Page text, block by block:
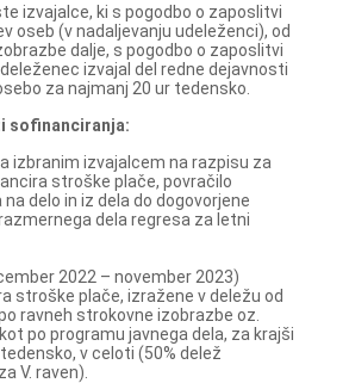
izvajalce, ki s pogodbo o zaposlitvi
oseb (v nadaljevanju udeleženci), od
dalje, s pogodbo o zaposlitvi
izvajal del redne dejavnosti
za najmanj 20 ur tedensko.
sofinanciranja:
izbranim izvajalcem na razpisu za
stroške plače, povračilo
delo in iz dela do dogovorjene
dela regresa za letni
2022 – november 2023)
stroške plače, izražene v deležu od
ravneh strokovne izobrazbe oz.
po programu javnega dela, za krajši
v celoti (50% delež
V. raven).